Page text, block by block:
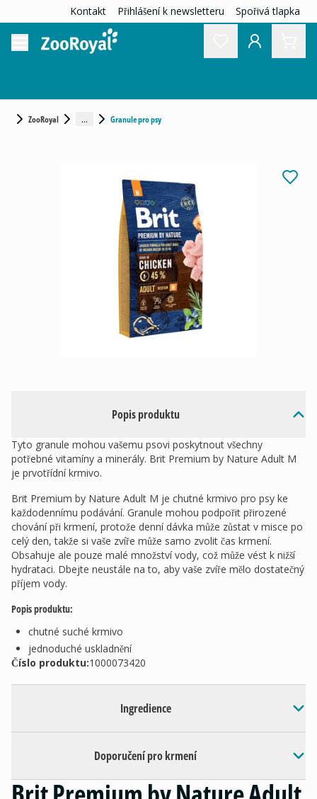
Kontakt Přihlášení k newsletteru Spořivá tlapka
ZooRoyal ... Granule pro psy
Popis produktu
Tyto granule mohou vašemu psovi poskytnout všechny
potřebné vitamíny a minerály. Brit Premium by Nature Adult M
je prvotřídní krmivo.
Brit Premium by Nature Adult M je chutné krmivo pro psy ke
každodennímu podávání. Granule mohou podpořit přirozené
chování při krmení, protože denní dávka může zůstat v misce po
celý den, takže si vaše zvíře může samo zvolit čas krmení.
Obsahuje ale pouze malé množství vody, což může vést k nižší
hydrataci. Dbejte neustále na to, aby vaše zvíře mělo dostatečný
příjem vody.
Popis produktu:
chutné suché krmivo
jednoduché uskladnění
Číslo produktu:1000073420
Ingredience
Doporučení pro krmení